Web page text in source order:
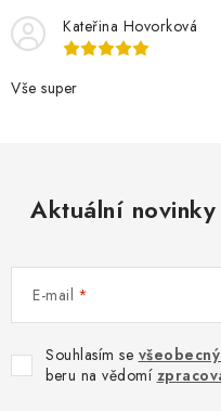
Kateřina Hovorková
Vše super
Aktuální
E-mail
Souhlasím se
beru na vědomí